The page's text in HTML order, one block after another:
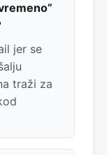
jer se
traži za